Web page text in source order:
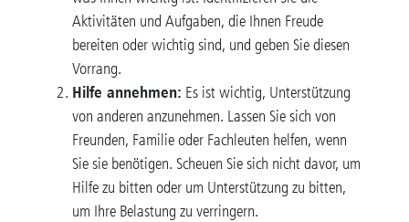
Aktivitäten und Aufgaben, die Ihnen Freude
bereiten oder wichtig sind, und geben Sie diesen
Vorrang.
Hilfe annehmen: Es ist wichtig, Unterstützung
von anderen anzunehmen. Lassen Sie sich von
Freunden, Familie oder Fachleuten helfen, wenn
Sie sie benötigen. Scheuen Sie sich nicht davor, um
Hilfe zu bitten oder um Unterstützung zu bitten,
um Ihre Belastung zu verringern.